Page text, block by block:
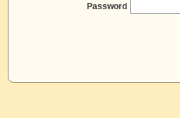
Password